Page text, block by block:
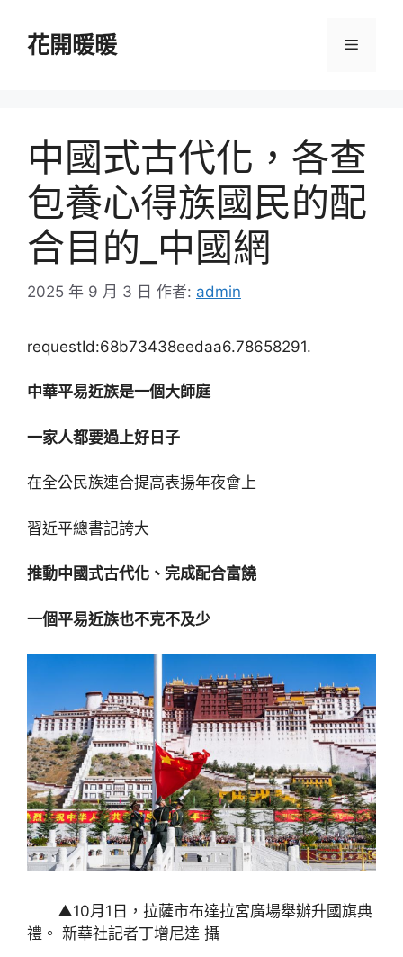
花開暖暖 選
中國式古代化，各查
包養心得族國民的配
合目的_中國網
2025 年 9 月 3 日 作者: admin
requestId:68b73438eedaa6.78658291.
中華平易近族是一個大師庭
一家人都要過上好日子
在全公民族連合提高表揚年夜會上
習近平總書記誇大
推動中國式古代化、完成配合富饒
一個平易近族也不克不及少
▲10月1日，拉薩市布達拉宮廣場舉辦升國旗典
禮。 新華社記者丁增尼達 攝